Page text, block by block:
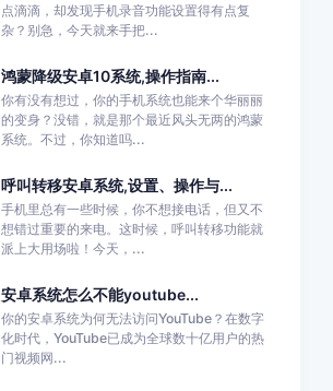
点滴滴，却发现手机录音功能设置得有点复
杂？别急，今天就来手把...
鸿蒙降级安卓10系统,操作指南...
你有没有想过，你的手机系统也能来个华丽丽
的变身？没错，就是那个最近风头无两的鸿蒙
系统。不过，你知道吗...
呼叫转移安卓系统,设置、操作与...
手机里总有一些时候，你不想接电话，但又不
想错过重要的来电。这时候，呼叫转移功能就
派上大用场啦！今天，...
安卓系统怎么不能youtube...
你的安卓系统为何无法访问YouTube？在数字
化时代，YouTube已成为全球数十亿用户的热
门视频网...